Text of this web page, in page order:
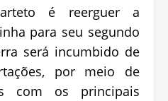
é reerguer a
para seu segundo
será incumbido de
por meio de
com os principais